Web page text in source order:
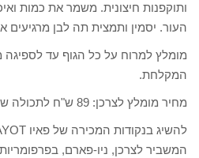
ותוקפנות חיצונית. משמר את כמות
העור. יסמין ותמצית תה לבן מרגיעים
מומלץ למרוח על כל הגוף עד לספיגה
המקלחת.
מחיר מומלץ לצרכן: 89 ש"ח לתכולה של 200 מ"ל (צנצנת רחבה)
המשביר לצרכן, ניו-פארם,